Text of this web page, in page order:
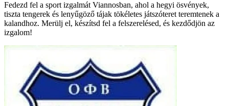
Fedezd fel a sport izgalmát Viannosban, ahol a hegyi ösvények,
tiszta tengerek és lenyűgöző tájak tökéletes játszóteret teremtenek a
kalandhoz. Merülj el, készítsd fel a felszerelésed, és kezdődjön az
izgalom!